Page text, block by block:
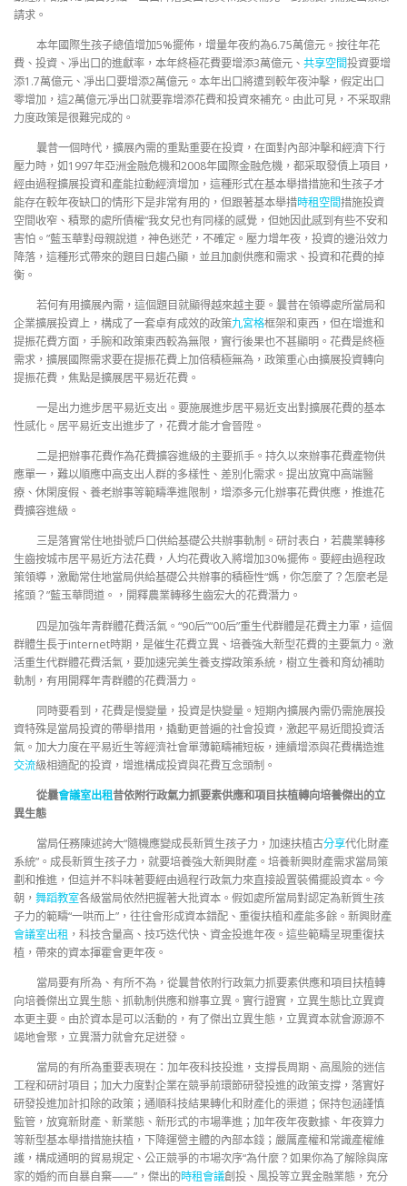
請求。
本年國際生孩子總值增加5%擺佈，增量年夜約為6.75萬億元。按往年花
費、投資、凈出口的進獻率，本年終極花費要增添3萬億元、 共享空間投資要增
添1.7萬億元、凈出口要增添2萬億元。本年出口將遭到較年夜沖擊，假定出口
零增加，這2萬億元凈出口就要靠增添花費和投資來補充。由此可見，不采取鼎
力度政策是很難完成的。
曩昔一個時代，擴展內需的重點重要在投資，在面對內部沖擊和經濟下行
壓力時，如1997年亞洲金融危機和2008年國際金融危機，都采取發債上項目，
經由過程擴展投資和產能拉動經濟增加，這種形式在基本舉措措施和生孩子才
能存在較年夜缺口的情形下是非常有用的，但跟著基本舉措時租空間措施投資
空間收窄、積聚的處所債權“我女兒也有同樣的感覺，但她因此感到有些不安和
害怕。”藍玉華對母親說道，神色迷茫，不確定。壓力增年夜，投資的邊沿效力
降落，這種形式帶來的題目日趨凸顯，並且加劇供應和需求、投資和花費的掉
衡。
若何有用擴展內需，這個題目就顯得越來越主要。曩昔在領導處所當局和
企業擴展投資上，構成了一套卓有成效的政策九宮格框架和東西，但在增進和
提振花費方面，手腕和政策東西較為無限，實行後果也不甚顯明。花費是終極
需求，擴展國際需求要在提振花費上加倍積極無為，政策重心由擴展投資轉向
提振花費，焦點是擴展居平易近花費。
一是出力進步居平易近支出。要施展進步居平易近支出對擴展花費的基本
性感化。居平易近支出進步了，花費才能才會晉陞。
二是把辦事花費作為花費擴容進級的主要抓手。持久以來辦事花費產物供
應單一，難以順應中高支出人群的多樣性、差別化需求。提出放寬中高端醫
療、休閑度假、養老辦事等範疇準進限制，增添多元化辦事花費供應，推進花
費擴容進級。
三是落實常住地掛號戶口供給基礎公共辦事軌制。研討表白，若農業轉移
生齒按城市居平易近方法花費，人均花費收入將增加30%擺佈。要經由過程政
策領導，激勵常住地當局供給基礎公共辦事的積極性“媽，你怎麼了？怎麼老是
搖頭？”藍玉華問道。，開釋農業轉移生齒宏大的花費潛力。
四是加強年青群體花費活氣。“90后”“00后”重生代群體是花費主力軍，這個
群體生長于internet時期，是催生花費立異、培養強大新型花費的主要氣力。激
活重生代群體花費活氣，要加速完美生養支撐政策系統，樹立生養和育幼補助
軌制，有用開釋年青群體的花費潛力。
同時要看到，花費是慢變量，投資是快變量。短期內擴展內需仍需施展投
資特殊是當局投資的帶舉措用，撬動更普遍的社會投資，激起平易近間投資活
氣。加大力度在平易近生等經濟社會單薄範疇補短板，連續增添與花費構造進
交流級相適配的投資，增進構成投資與花費互念頭制。
從曩會議室出租昔依附行政氣力抓要素供應和項目扶植轉向培養傑出的立
異生態
當局任務陳述誇大“隨機應變成長新質生孩子力，加速扶植古分享代化財產
系統”。成長新質生孩子力，就要培養強大新興財產。培養新興財產需求當局策
劃和推進，但這并不料味著要經由過程行政氣力來直接設置裝備擺設資本。今
朝， 舞蹈教室各級當局依然把握著大批資本。假如處所當局對認定為新質生孩
子力的範疇“一哄而上”，往往會形成資本錯配、重復扶植和產能多餘。新興財產
會議室出租 ，科技含量高、技巧迭代快、資金投進年夜。這些範疇呈現重復扶
植，帶來的資本揮霍會更年夜。
當局要有所為、有所不為，從曩昔依附行政氣力抓要素供應和項目扶植轉
向培養傑出立異生態、抓軌制供應和辦事立異。實行證實，立異生態比立異資
本更主要。由於資本是可以活動的，有了傑出立異生態，立異資本就會源源不
竭地會聚，立異潛力就會充足迸發。
當局的有所為重要表現在：加年夜科技投進，支撐長周期、高風險的迷信
工程和研討項目；加大力度對企業在競爭前環節研發投進的政策支撐，落實好
研發投進加計扣除的政策；通順科技結果轉化和財產化的渠道；保持包涵謹慎
監管，放寬新財產、新業態、新形式的市場準進；加年夜年夜數據、年夜算力
等新型基本舉措措施扶植，下降運營主體的內部本錢；嚴厲產權和常識產權維
護，構成通明的貿易規定、公正競爭的市場次序“為什麼？如果你為了解除與席
家的婚約而自暴自棄——”，傑出的時租會議創投、風投等立異金融業態，充分